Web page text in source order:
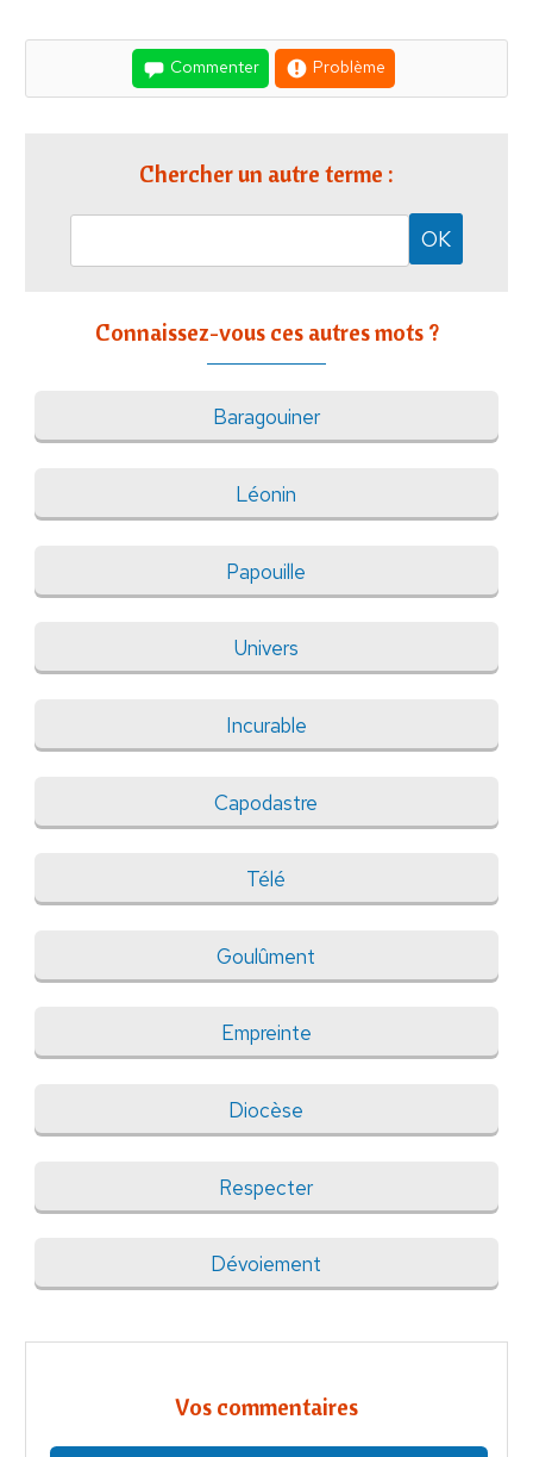
Commenter Problème
Chercher un autre terme :
Connaissez-vous ces autres mots ?
Baragouiner
Léonin
Papouille
Univers
Incurable
Capodastre
Télé
Goulûment
Empreinte
Diocèse
Respecter
Dévoiement
Vos commentaires